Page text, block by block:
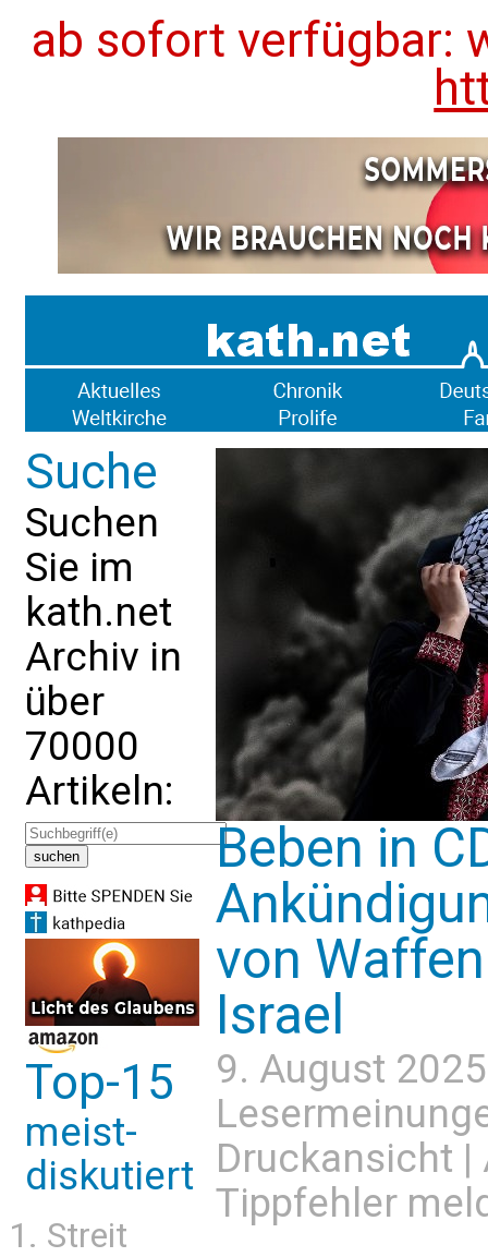
ab sofort verfügbar:
Suche
Suchen
Sie im
kath.net
Archiv in
über
70000
Artikeln:
Top-15
meist-
diskutiert
Streit
Beben in
von
Israel
9. August
Druckansicht |
Tippfehler